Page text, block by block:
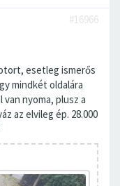
#16966
esetleg ismerős
mindkét oldalára
nyoma, plusz a
az elvileg ép. 28.000